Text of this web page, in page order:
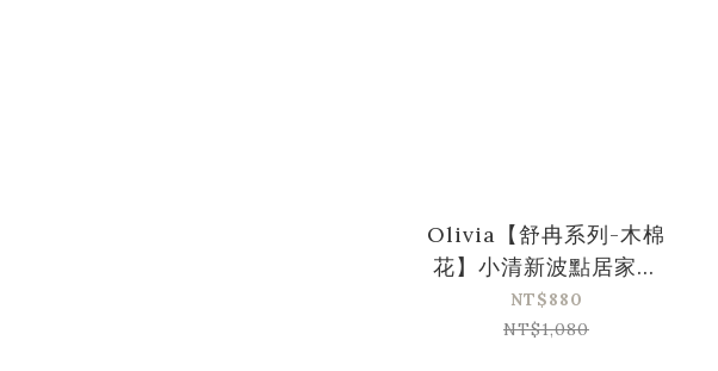
Olivia【舒冉系列-木棉
花】小清新波點居家服
套裝-粉色
NT$880
NT$1,080